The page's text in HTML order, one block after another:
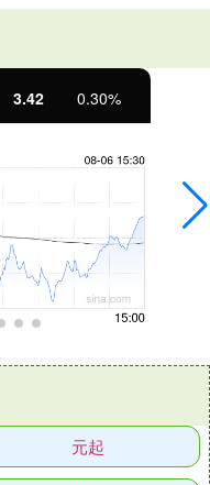
3.42 0.30%
元起